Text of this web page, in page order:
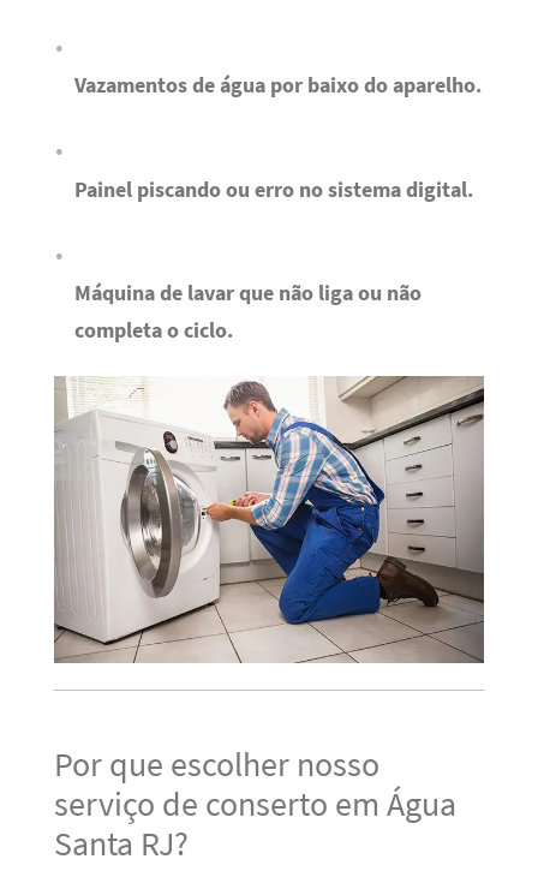
Vazamentos de água por baixo do aparelho.
Painel piscando ou erro no sistema digital.
Máquina de lavar que não liga ou não
completa o ciclo.
Por que escolher nosso
serviço de conserto em Água
Santa RJ?